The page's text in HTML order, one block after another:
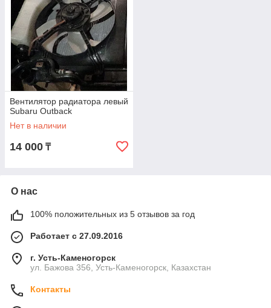
Вентилятор радиатора левый
Subaru Outback
Нет в наличии
14 000 ₸
О нас
100% положительных из 5 отзывов за год
Работает с 27.09.2016
г. Усть-Каменогорск
ул. Бажова 356, Усть-Каменогорск, Казахстан
Контакты